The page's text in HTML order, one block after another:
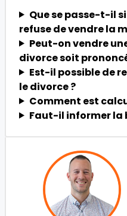
Que se passe-t-il
refuse de vendre la
Peut-on vendre
divorce soit
Est-il possible de
le divorce ?
Comment est
Faut-il informer la